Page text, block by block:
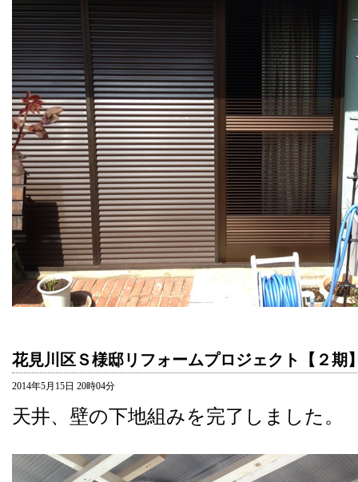
花見川区Ｓ様邸リフォームプロジェクト【２
2014年5月15日 20時04分
天井、壁の下地組みを完了しました。